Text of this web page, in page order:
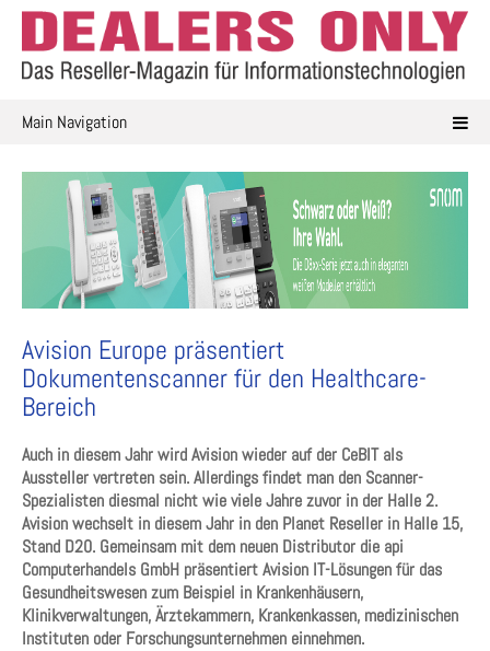
Skip
content
Main Navigation
Avision Europe präsentiert
Dokumentenscanner für den Healthcare-
Bereich
Auch in diesem Jahr wird Avision wieder auf der CeBIT als
Aussteller vertreten sein. Allerdings findet man den Scanner-
Spezialisten diesmal nicht wie viele Jahre zuvor in der Halle 2.
Avision wechselt in diesem Jahr in den Planet Reseller in Halle 15,
Stand D20. Gemeinsam mit dem neuen Distributor die api
Computerhandels GmbH präsentiert Avision IT-Lösungen für das
Gesundheitswesen zum Beispiel in Krankenhäusern,
Klinikverwaltungen, Ärztekammern, Krankenkassen, medizinischen
Instituten oder Forschungsunternehmen einnehmen.